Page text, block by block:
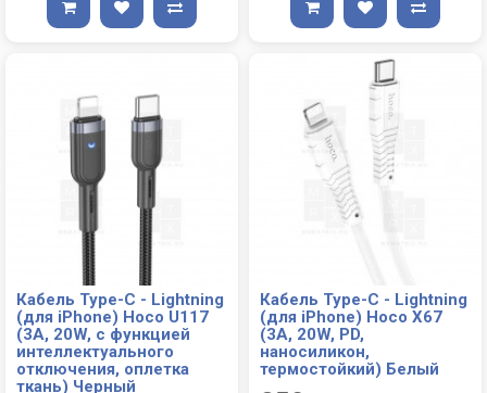
Кабель Type-C - Lightning
(для iPhone) Hoco U117
(3A, 20W, с функцией
интеллектуального
отключения, оплетка
ткань) Черный
Кабель Type-C - Lightning
(для iPhone) Hoco X67
(3A, 20W, PD,
наносиликон,
термостойкий) Белый